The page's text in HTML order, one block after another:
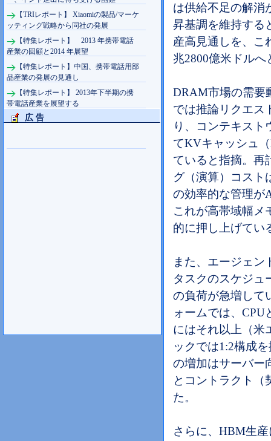
【TRIレポート】 Xiaomiの製品/マーケ
ッティング戦略から同社の発展
【特集レポート】 2013 年携帯電話
産業の回顧と2014 年展望
【特集レポート】中国、携帯電話用部
品産業の発展の見通し
【特集レポート】 2013年下半期の携
帯電話産業を展望する
広 告
は供給不足の解消
昇基調を維持する
産高見通しを、こ
兆2800億米ドル
DRAM市場の需要
では推論リクエス
り、コンテキスト
てKVキャッシュ
ていると指摘。再
グ（演算）コスト
の効率的な管理が
これが高帯域幅メ
的に押し上げてい
また、エージェン
タスクのスケジュ
の負荷が急増して
ォームでは、CPU
にはそれ以上（米
ックでは1:2構成
の増加はサーバー
とコントラクト（
た。
さらに、HBM生